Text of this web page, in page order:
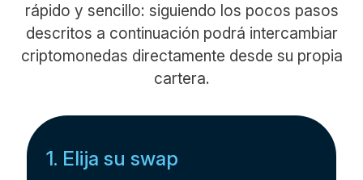
rápido y sencillo: siguiendo los pocos pasos
descritos a continuación podrá intercambiar
criptomonedas directamente desde su propia
cartera.
1. Elija su swap